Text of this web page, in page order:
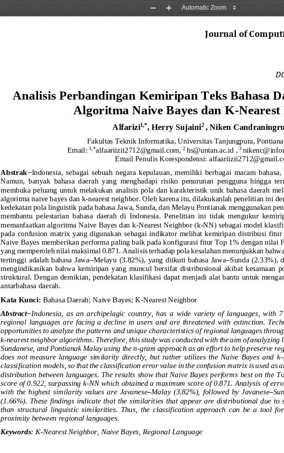
Zoom
Zoom
Journal of
Analisis Perbandingan Kemiripan Teks Bahasa
Algoritma Naive Bayes dan K-
Alfarizi1,*, Herry Sujaini2 , Niken
Fakultas Teknik Informatika, Universitas Tanjungpura,
Email: 1 ,*alfaariizii2712@gmail.com , 2 hs@untan.ac.id 3
Email Penulis Korespondensi:
Abstrak−Indonesia,  sebagai  sebuah  negara  kepulauan,  memiliki  berbagai  macam
Namun,  banyak  bahasa daerah  yang  menghadapi  risiko  penurunan  pengguna  hingga
membuka  peluang  untuk  melakukan  analisis  pola  dan karakteristik  unik bahasa  daerah
algoritma naive bayes dan k-nearest neighbor. Oleh karena itu, dilakukanlah penelitian ini
kedekatan pola linguistik pada bahasa Jawa, Sunda, dan Melayu Pontianak menggunakan
membantu  pelestarian  bahasa  daerah di  Indonesia.  Penelitian  ini  tidak  mengukur
memanfaatkan algoritma Naive Bayes dan k-Nearest Neighbor (k-NN) sebagai model
pada  confusion  matrix  yang  digunakan  sebagai  indikator  melihat  kemiripan  distribusi  fitur
Naive Bayes memberikan performa paling baik pada konfigurasi fitur Top 1% dengan nilai
yang memperoleh nilai maksimal 0.871. Analisis terhadap pola kesalahan menunjukkan
tertinggi  adalah bahasa  Jawa–Melayu  (3.82%), yang  diikuti  bahasa  Jawa–Sunda  (2.33%),
mengindikasikan  bahwa  kemiripan  yang  muncul  bersifat  distribusional  akibat  kesamaan
struktural. Dengan demikian, pendekatan klasifikasi dapat menjadi alat bantu untuk
antarbahasa daerah.
Kata Kunci: Bahasa Daerah; Naive Bayes; K-Nearest Neighbor
Abstract−Indonesia,  as  an  archipelagic  country,  has  a  wide  variety  of  languages,  with
regional  languages  are  facing  a  decline  in  users  and  are  threatened  with  extinction.
opportunities to analyze the patterns and unique characteristics of regional languages
k-nearest neighbor algorithms. Therefore, this study was conducted with the aim of analyzing
Sundanese, and Pontianak Malay using the n-gram approach as an effort to help preserve
does  not  measure  language  similarity  directly,  but  rather  utilizes  the  Naive  Bayes  and k-
classification models, so that the classification error value in the confusion matrix is used as
distribution between languages. The results show that Naive Bayes performs best on the
score of 0.922, surpassing k-NN which obtained a maximum score of 0.871. Analysis of
with  the  highest  similarity  values  are  Javanese–Malay  (3.82%),  followed by  Javanese–
(1.66%). These findings indicate that the similarities that appear are distributional due
than  structural  linguistic  similarities.  Thus,  the  classification  approach  can  be  a  tool
proximity between regional languages.
Keywords: K-Nearest Neighbor, Naive Bayes, Regional Language